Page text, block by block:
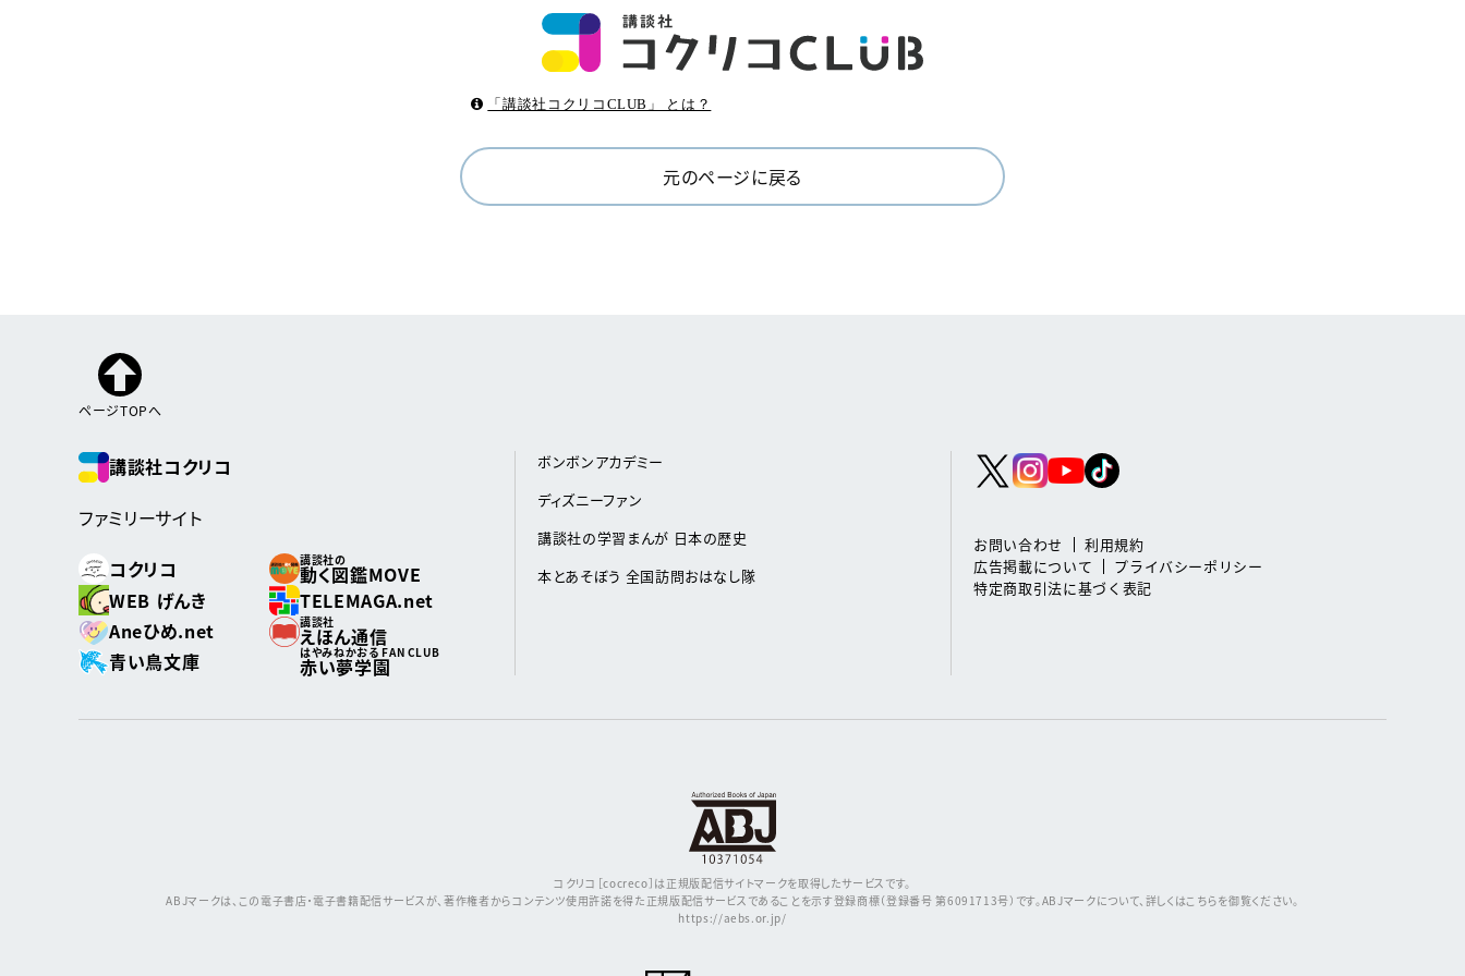
「講談社コクリコCLUB」 とは？
元のページに戻る
ページTOPへ
講談社コクリコ
ファミリーサイト
コクリコ
講談社の
動く図鑑MOVE
WEB げんき
TELEMAGA.net
Aneひめ.net
講談社
えほん通信
青い鳥文庫
はやみねかおる FAN CLUB
赤い夢学園
ボンボンアカデミー
ディズニーファン
講談社の学習まんが 日本の歴史
本とあそぼう 全国訪問おはなし隊
お問い合わせ
利用規約
広告掲載について
プライバシーポリシー
特定商取引法に基づく表記
コクリコ［cocreco］は正規版配信サイトマークを取得したサービスです。
ABJマークは、この電子書店・電子書籍配信サービスが、著作権者からコンテンツ使用許諾を得た正規版配信サービスであることを示す登録商標（登録番号 第6091713号）です。ABJマークについて、詳しくはこちらを御覧ください。
https://aebs.or.jp/